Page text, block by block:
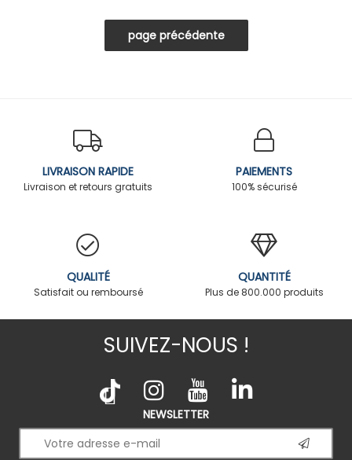
LIVRAISON RAPIDE
Livraison et retours gratuits
PAIEMENTS
100% sécurisé
QUALITÉ
Satisfait ou remboursé
QUANTITÉ
Plus de 800.000 produits
SUIVEZ-NOUS !
NEWSLETTER